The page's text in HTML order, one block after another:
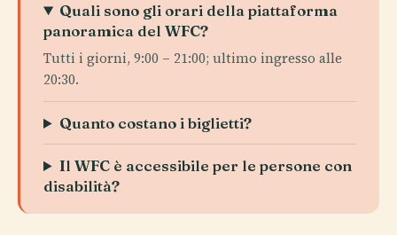
Quali sono gli orari della piattaforma
panoramica del WFC?
Tutti i giorni, 9:00 – 21:00; ultimo ingresso alle
20:30.
Quanto costano i biglietti?
Il WFC è accessibile per le persone con
disabilità?